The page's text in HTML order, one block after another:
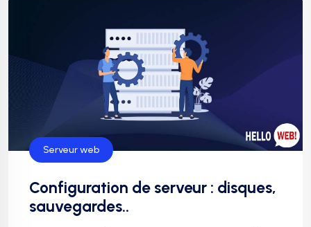
Serveur web
Configuration de serveur : disques,
sauvegardes..